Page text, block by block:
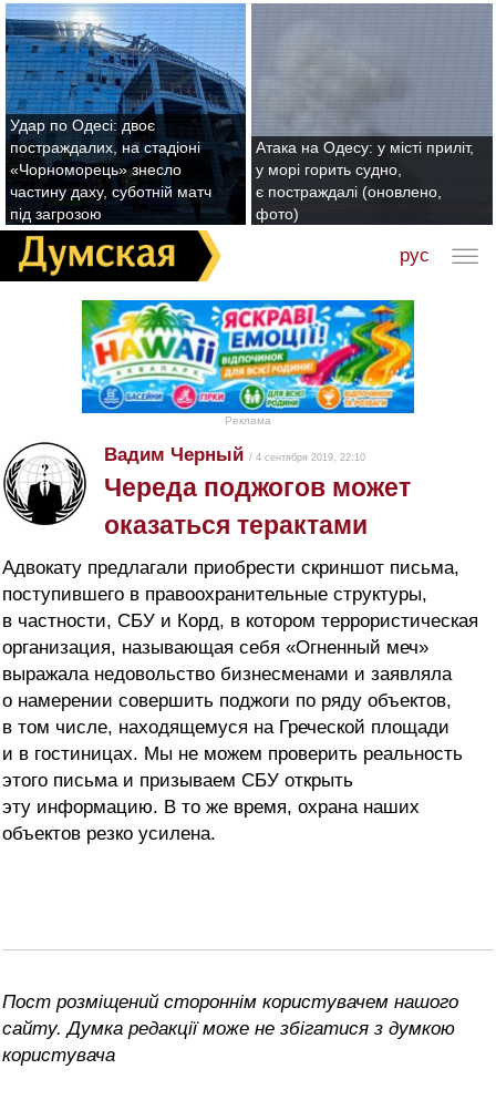
Удар по Одесі: двоє
постраждалих, на стадіоні
«Чорноморець» знесло
частину даху, суботній матч
під загрозою
Атака на Одесу: у місті приліт,
у морі горить судно,
є постраждалі (оновлено,
фото)
рус
Реклама
Вадим Черный / 4 сентября 2019, 22:10
Череда поджогов может
оказаться терактами
Адвокату предлагали приобрести скриншот письма,
поступившего в правоохранительные структуры,
в частности, СБУ и Корд, в котором террористическая
организация, называющая себя «Огненный меч»
выражала недовольство бизнесменами и заявляла
о намерении совершить поджоги по ряду объектов,
в том числе, находящемуся на Греческой площади
и в гостиницах. Мы не можем проверить реальность
этого письма и призываем СБУ открыть
эту информацию. В то же время, охрана наших
объектов резко усилена.
Пост розміщений стороннім користувачем нашого
сайту. Думка редакції може не збігатися з думкою
користувача